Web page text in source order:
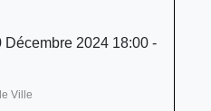
Décembre 2024 18:00 -
Ville